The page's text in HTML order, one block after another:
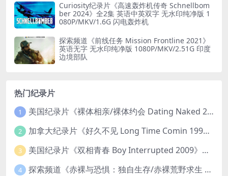
Curiosity纪录片《高速轰炸机传奇 Schnellbom
ber 2024》全2集 英语中英双字 无水印纯净版 1
080P/MKV/1.6G 闪电轰炸机
探索频道《前线任务 Mission Frontline 2021》
英语无字 无水印纯净版 1080P/MKV/2.51G 印度
边境部队
热门纪录片
1 美国纪录片《裸体相亲/裸体约会 Dating Naked 2014-2016》第1-3季全33集 英语中英双字 无水印纯净版 1080P/MKV/85.6G 裸体相亲真人秀
2 加拿大纪录片《好久不见 Long Time Comin 1993》英语中英双字 官方纯净版 1080P/MKV/1G 女同性艺术家
3 美国纪录片《双相青春 Boy Interrupted 2009》英语中英双字 官方纯净版 1080P/MKV/1.43G 青少年躁郁症
4 探索频道《赤裸与恐惧：独自生存/赤裸荒野求生 Naked and Afraid: Solo 2023》第一季全8集 英语中英双字 官方纯净版 高码1080P/MKV/45.4G